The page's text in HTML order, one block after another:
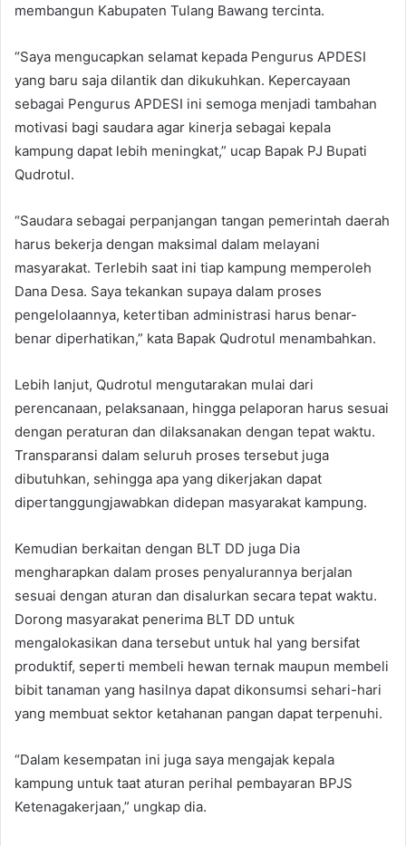
membangun Kabupaten Tulang Bawang tercinta.
“Saya mengucapkan selamat kepada Pengurus APDESI
yang baru saja dilantik dan dikukuhkan. Kepercayaan
sebagai Pengurus APDESI ini semoga menjadi tambahan
motivasi bagi saudara agar kinerja sebagai kepala
kampung dapat lebih meningkat,” ucap Bapak PJ Bupati
Qudrotul.
“Saudara sebagai perpanjangan tangan pemerintah daerah
harus bekerja dengan maksimal dalam melayani
masyarakat. Terlebih saat ini tiap kampung memperoleh
Dana Desa. Saya tekankan supaya dalam proses
pengelolaannya, ketertiban administrasi harus benar-
benar diperhatikan,” kata Bapak Qudrotul menambahkan.
Lebih lanjut, Qudrotul mengutarakan mulai dari
perencanaan, pelaksanaan, hingga pelaporan harus sesuai
dengan peraturan dan dilaksanakan dengan tepat waktu.
Transparansi dalam seluruh proses tersebut juga
dibutuhkan, sehingga apa yang dikerjakan dapat
dipertanggungjawabkan didepan masyarakat kampung.
Kemudian berkaitan dengan BLT DD juga Dia
mengharapkan dalam proses penyalurannya berjalan
sesuai dengan aturan dan disalurkan secara tepat waktu.
Dorong masyarakat penerima BLT DD untuk
mengalokasikan dana tersebut untuk hal yang bersifat
produktif, seperti membeli hewan ternak maupun membeli
bibit tanaman yang hasilnya dapat dikonsumsi sehari-hari
yang membuat sektor ketahanan pangan dapat terpenuhi.
“Dalam kesempatan ini juga saya mengajak kepala
kampung untuk taat aturan perihal pembayaran BPJS
Ketenagakerjaan,” ungkap dia.